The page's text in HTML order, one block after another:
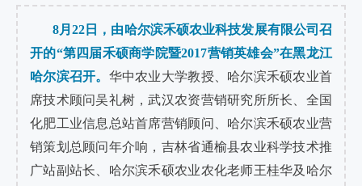
8月22日，由哈尔滨禾硕农业科技发展有限公司召
开的“第四届禾硕商学院暨2017营销英雄会”在黑龙江
哈尔滨召开。 华中农业大学教授、哈尔滨禾硕农业首
席技术顾问吴礼树，武汉农资营销研究所所长、全国
化肥工业信息总站首席营销顾问、哈尔滨禾硕农业营
销策划总顾问年介响，吉林省通榆县农业科学技术推
广站副站长、哈尔滨禾硕农业农化老师王桂华及哈尔